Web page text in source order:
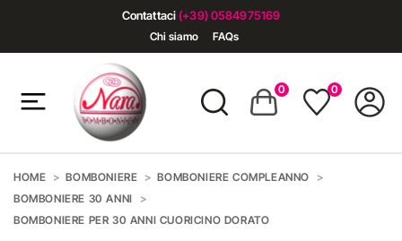
Contattaci (+39) 0584975169
Chi siamo FAQs
0 0
HOME BOMBONIERE
BOMBONIERE COMPLEANNO
BOMBONIERE 30 ANNI
BOMBONIERE PER 30 ANNI CUORICINO DORATO